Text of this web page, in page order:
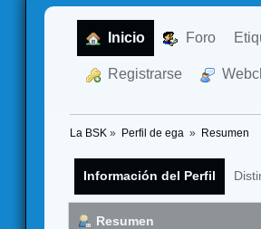
Inicio Foro
Registrarse
La BSK » Perfil de ega » Resumen
Información del Perfil
Resumen